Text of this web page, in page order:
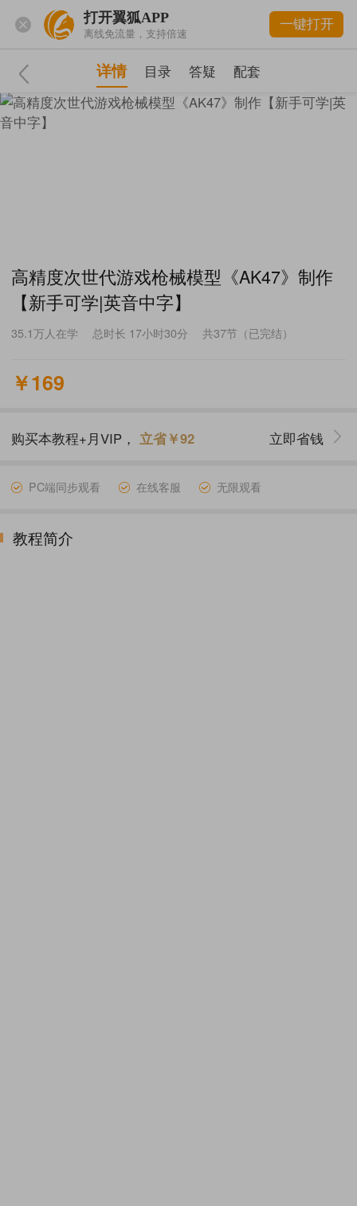
打开翼狐APP
离线免流量，支持倍速
一键打开
详情 目录 答疑 配套
高精度次世代游戏枪械模型《AK47》制作
【新手可学|英音中字】
35.1万人在学 总时长 17小时30分 共37节（已完结）
￥169
购买本教程+月VIP， 立省￥92 立即省钱
PC端同步观看 在线客服 无限观看
教程简介